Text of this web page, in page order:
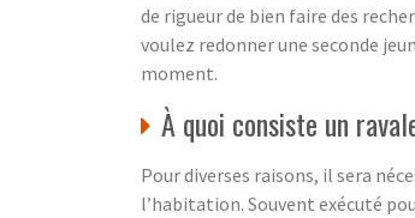
de rigueur de bien faire des
voulez redonner une seconde
moment.
À quoi consiste un
Pour diverses raisons, il sera
l’habitation. Souvent exécuté